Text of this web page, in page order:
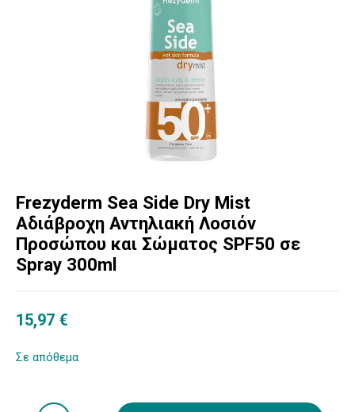
Frezyderm Sea Side Dry Mist
Αδιάβροχη Αντηλιακή Λοσιόν
Προσώπου και Σώματος SPF50 σε
Spray 300ml
15,97 €
Σε απόθεμα